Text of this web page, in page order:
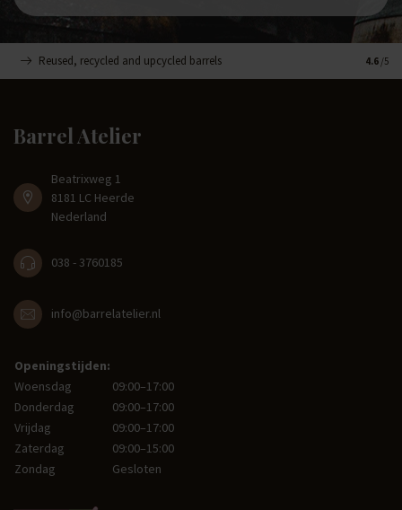
Reused, recycled and upcycled barrels 4.6 /5
Barrel Atelier
Beatrixweg 1
8181 LC Heerde
Nederland
038 - 3760185
info@barrelatelier.nl
Openingstijden:
Woensdag
09:00–17:00
Donderdag
09:00–17:00
Vrijdag
09:00–17:00
Zaterdag
09:00–15:00
Zondag
Gesloten